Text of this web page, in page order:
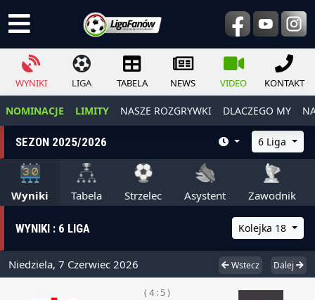
WYNIKI LIGA TABELA NEWS VIDEO KONTAKT
NOMINACJE LIMITY NASZE ROZGRYWKI DLACZEGO MY
SEZON 2025/2026 6 Liga
Wyniki Tabela Strzelec Asystent Zawodnik
WYNIKI : 6 LIGA Kolejka 18
Niedziela, 7 Czerwiec 2026 Wstecz Dalej
( 4 : 5 )